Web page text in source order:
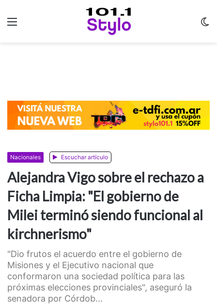
Nacionales Escuchar artículo
Alejandra Vigo sobre el rechazo a
Ficha Limpia: "El gobierno de
Milei terminó siendo funcional al
kirchnerismo"
"Dio frutos el acuerdo entre el gobierno de
Misiones y el Ejecutivo nacional que
conformaron una sociedad política para las
próximas elecciones provinciales", aseguró la
senadora por Córdob...